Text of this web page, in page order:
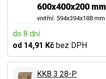
600x400x200 mm
vnitřní: 594x394x188 mm
do 8 dní
od 14,91 Kč bez DPH
KKB 3 28-P